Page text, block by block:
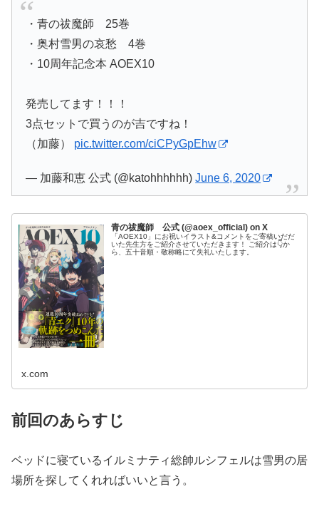
・青の祓魔師 25巻
・奥村雪男の哀愁 4巻
・10周年記念本 AOEX10
発売してます！！！
3点セットで買うのが吉ですね！
（加藤） pic.twitter.com/ciCPyGpEhw
— 加藤和恵 公式 (@katohhhhhh)June 6, 2020
青の祓魔師 公式 (@aoex_official) on X
「AOEX10」にお祝いイラスト&コメントをご寄稿いだだ
いた先生方をご紹介させていただきます！ ご紹介は👇か
ら、五十音順・敬称略にて失礼いたします。
x.com
前回のあらすじ
ベッドに寝ているイルミナティ総帥ルシフェルは雪男の居
場所を探してくれればいいと言う。